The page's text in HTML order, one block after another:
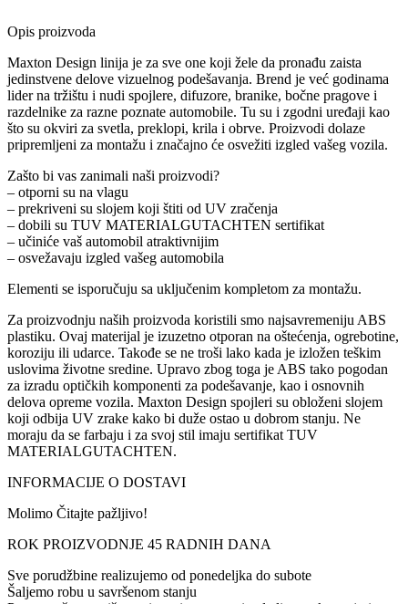
Opis proizvoda
Maxton Design linija je za sve one koji žele da pronađu zaista
jedinstvene delove vizuelnog podešavanja. Brend je već godinama
lider na tržištu i nudi spojlere, difuzore, branike, bočne pragove i
razdelnike za razne poznate automobile. Tu su i zgodni uređaji kao
što su okviri za svetla, preklopi, krila i obrve. Proizvodi dolaze
pripremljeni za montažu i značajno će osvežiti izgled vašeg vozila.
Zašto bi vas zanimali naši proizvodi?
– otporni su na vlagu
– prekriveni su slojem koji štiti od UV zračenja
– dobili su TUV MATERIALGUTACHTEN sertifikat
– učiniće vaš automobil atraktivnijim
– osvežavaju izgled vašeg automobila
Elementi se isporučuju sa uključenim kompletom za montažu.
Za proizvodnju naših proizvoda koristili smo najsavremeniju ABS
plastiku. Ovaj materijal je izuzetno otporan na oštećenja, ogrebotine,
koroziju ili udarce. Takođe se ne troši lako kada je izložen teškim
uslovima životne sredine. Upravo zbog toga je ABS tako pogodan
za izradu optičkih komponenti za podešavanje, kao i osnovnih
delova opreme vozila. Maxton Design spojleri su obloženi slojem
koji odbija UV zrake kako bi duže ostao u dobrom stanju. Ne
moraju da se farbaju i za svoj stil imaju sertifikat TUV
MATERIALGUTACHTEN.
INFORMACIJE O DOSTAVI
Molimo Čitajte pažljivo!
ROK PROIZVODNJE 45 RADNIH DANA
Sve porudžbine realizujemo od ponedeljka do subote
Šaljemo robu u savršenom stanju